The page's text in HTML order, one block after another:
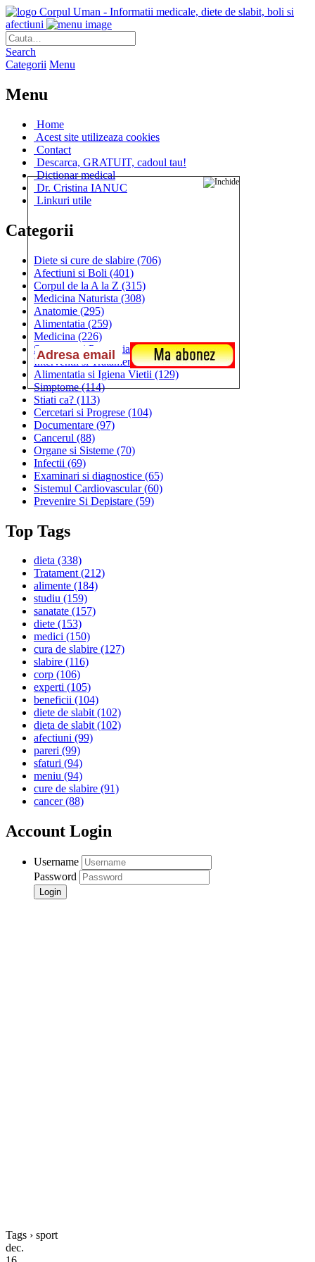
Corpul Uman - Informatii medicale, diete de slabit, boli si
afectiuni
Search
Categorii Menu
Menu
Home
Acest site utilizeaza cookies
Contact
Descarca, GRATUIT, cadoul tau!
Dictionar medical
Dr. Cristina IANUC
Linkuri utile
Categorii
Diete si cure de slabire (706)
Afectiuni si Boli (401)
Corpul de la A la Z (315)
Medicina Naturista (308)
Anatomie (295)
Alimentatia (259)
Medicina (226)
Sanatatea si Preventia(170)
Interventii si Tratamente(167)
Alimentatia si Igiena Vietii (129)
Simptome(114)
Stiati ca? (113)
Cercetari si Progrese (104)
Documentare (97)
Cancerul (88)
Organe si Sisteme (70)
Infectii (69)
Examinari si diagnostice (65)
Sistemul Cardiovascular(60)
Prevenire Si Depistare (59)
Top Tags
dieta (338)
Tratament(212)
alimente (184)
studiu (159)
sanatate (157)
diete (153)
medici (150)
cura de slabire (127)
slabire (116)
corp (106)
experti (105)
beneficii (104)
diete de slabit(102)
dieta de slabit(102)
afectiuni (99)
pareri (99)
sfaturi (94)
meniu (94)
cure de slabire (91)
cancer(88)
Account Login
Username
Password
Tags › sport
dec.